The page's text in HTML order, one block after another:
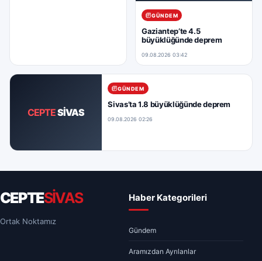
GÜNDEM
Gaziantep’te 4.5
büyüklüğünde deprem
09.08.2026 03:42
CEPTESİVAS
GÜNDEM
Sivas’ta 1.8 büyüklüğünde deprem
09.08.2026 02:26
CEPTESİVAS
Ortak Noktamız
Haber Kategorileri
Gündem
Aramızdan Ayrılanlar